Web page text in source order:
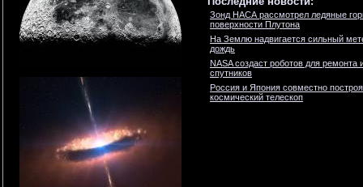
Зонд НАСА рассмотрел ледяные
поверхности Плутона
На Землю надвигается сильный
дождь
NASA создаст роботов для ремонта
спутников
Россия и Япония совместно
космический телескоп